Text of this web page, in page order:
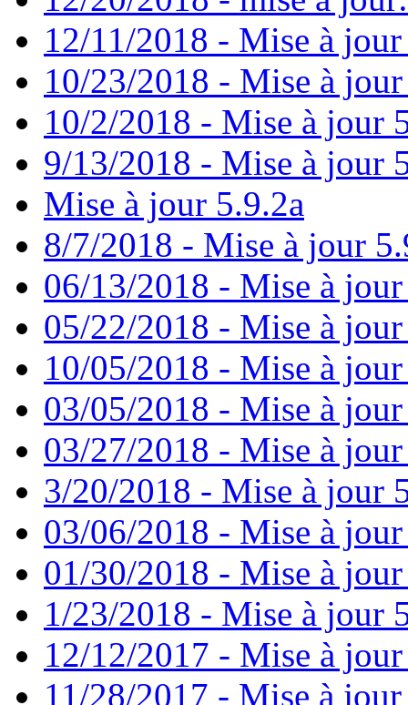
12/11/2018 - Mise à
10/23/2018 - Mise à
10/2/2018 - Mise à jour
9/13/2018 - Mise à jour
Mise à jour 5.9.2a
8/7/2018 - Mise à jour
06/13/2018 - Mise à
05/22/2018 - Mise à
10/05/2018 - Mise à
03/05/2018 - Mise à
03/27/2018 - Mise à
3/20/2018 - Mise à jour
03/06/2018 - Mise à
01/30/2018 - Mise à
1/23/2018 - Mise à jour
12/12/2017 - Mise à
11/28/2017 - Mise à